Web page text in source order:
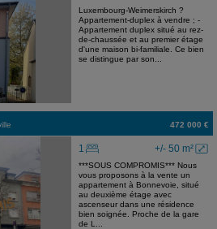
Luxembourg-Weimerskirch ?
Appartement-duplex à vendre ; -
Appartement duplex situé au rez-
de-chaussée et au premier étage
d'une maison bi-familiale. Ce bien
se distingue par son...
472 000 €
+/- 50 m²
1
***SOUS COMPROMIS*** Nous
vous proposons à la vente un
appartement à Bonnevoie, situé
au deuxième étage avec
ascenseur dans une résidence
bien soignée. Proche de la gare
de L...